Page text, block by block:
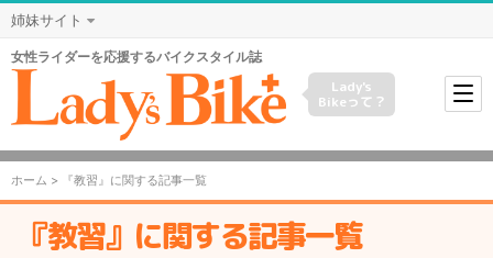
姉妹サイト
女性ライダーを応援するバイクスタイル誌
Lady's
Bikeって？
ホーム > 『教習』に関する記事一覧
『教習』に関する記事一覧